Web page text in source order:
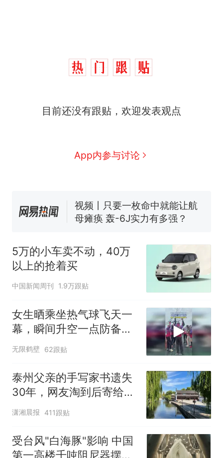
目前还没有跟贴，欢迎发表观点
App内参与讨论
全部作废，公平么？
国大使骑行绕了几乎整个国境
线一圈，还曾两次到中国寻根
5万的小车卖不动，40万以上
的抢着买
视频丨只要一枚命中就能让航
母瘫痪 轰-6J实力有多强？
1千斤稻谷
热
十多万人报名的考试，成绩
全部作废，公平么？
5万的小车卖不动，40万
以上的抢着买
中国新闻周刊 1.9万跟贴
女生晒乘坐热气球飞天一
幕，瞬间升空一点防备都
没有
无限鹤壁 62跟贴
泰州父亲的手写家书遗失
30年，网友淘到后寄给女
儿：花鸟市场搬了，但爱
潇湘晨报 411跟贴
受台风"白海豚"影响 中国
第一高楼千吨阻尼器摆动